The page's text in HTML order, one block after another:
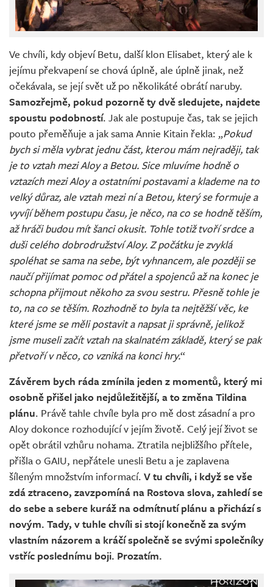
Ve chvíli, kdy objeví Betu, další klon Elisabet, který ale k
jejímu překvapení se chová úplně, ale úplně jinak, než
očekávala, se její svět už po několikáté obrátí naruby.
Samozřejmě, pokud pozorně ty dvě sledujete, najdete
spoustu podobností. Jak ale postupuje čas, tak se jejich
pouto přeměňuje a jak sama Annie Kitain řekla: „Pokud
bych si měla vybrat jednu část, kterou mám nejraději, tak
je to vztah mezi Aloy a Betou. Sice mluvíme hodně o
vztazích mezi Aloy a ostatními postavami a klademe na to
velký důraz, ale vztah mezi ní a Betou, který se formuje a
vyvíjí během postupu času, je něco, na co se hodně těším,
až hráči budou mít šanci okusit. Tohle totiž tvoří srdce a
duši celého dobrodružství Aloy. Z počátku je zvyklá
spoléhat se sama na sebe, být vyhnancem, ale později se
naučí přijímat pomoc od přátel a spojenců až na konec je
schopna přijmout někoho za svou sestru. Přesně tohle je
to, na co se těším. Rozhodně to byla ta nejtěžší věc, ke
které jsme se měli postavit a napsat ji správně, jelikož
jsme museli začít vztah na skalnatém základě, který se pak
přetvoří v něco, co vzniká na konci hry.“
Závěrem bych ráda zmínila jeden z momentů, který mi
osobně přišel jako nejdůležitější, a to změna Tildina
plánu. Právě tahle chvíle byla pro mě dost zásadní a pro
Aloy dokonce rozhodující v jejím životě. Celý její život se
opět obrátil vzhůru nohama. Ztratila nejbližšího přítele,
přišla o GAIU, nepřátele unesli Betu a je zaplavena
šíleným množstvím informací. V tu chvíli, i když se vše
zdá ztraceno, zavzpomíná na Rostova slova, zahledí se
do sebe a sebere kuráž na odmítnutí plánu a přichází s
novým. Tady, v tuhle chvíli si stojí konečně za svým
vlastním názorem a kráčí společně se svými společníky
vstříc poslednímu boji. Prozatím.